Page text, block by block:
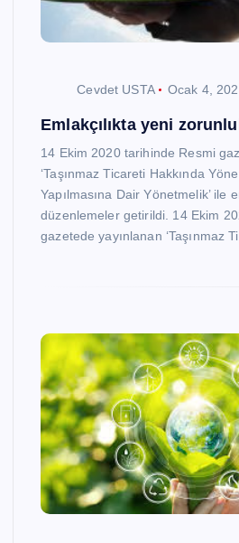
Cevdet USTA Ocak 4,
Emlakçılıkta yeni
14 Ekim 2020 tarihinde Resmi
‘Taşınmaz Ticareti Hakkında
Yapılmasına Dair Yönetmelik’ ile
düzenlemeler getirildi. 14 Ekim
gazetede yayınlanan ‘Taşınmaz